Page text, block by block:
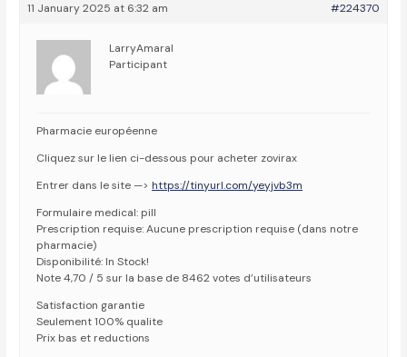
11 January 2025 at 6:32 am #224370
LarryAmaral
Participant
Pharmacie européenne
Cliquez sur le lien ci-dessous pour acheter zovirax
Entrer dans le site —>https://tinyurl.com/yeyjvb3m
Formulaire medical: pill
Prescription requise: Aucune prescription requise (dans notre
pharmacie)
Disponibilité: In Stock!
Note 4,70 / 5 sur la base de 8462 votes d’utilisateurs
Satisfaction garantie
Seulement 100% qualite
Prix bas et reductions